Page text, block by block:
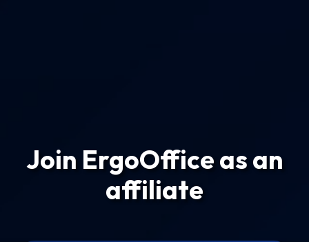
Join ErgoOffice as an
affiliate